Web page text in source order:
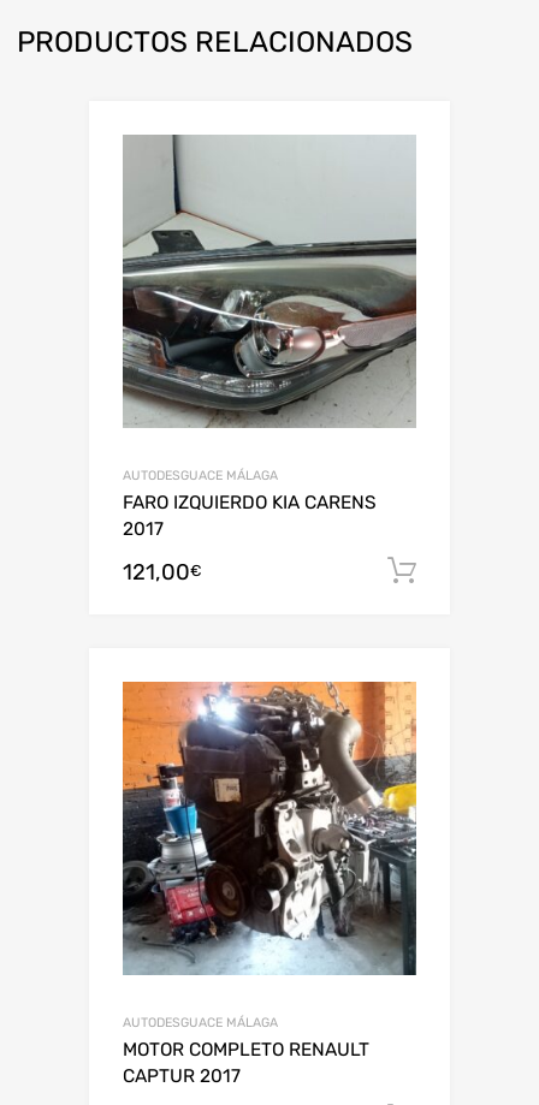
PRODUCTOS RELACIONADOS
AUTODESGUACE MÁLAGA
FARO IZQUIERDO KIA CARENS
2017
121,00€
AUTODESGUACE MÁLAGA
MOTOR COMPLETO RENAULT
CAPTUR 2017